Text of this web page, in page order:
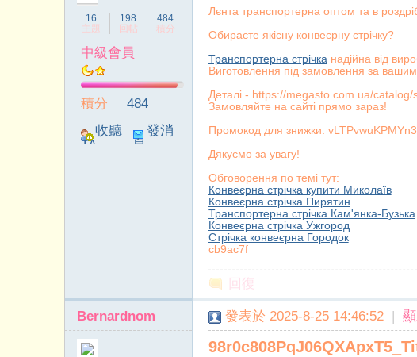
16
主題
198
回帖
484
積分
中級會員
積分
484
收聽
TA
發消
息
Лєнта транспортерна оптом та в
Обираєте якісну конвеєрну стрічку?
Транспортерна стрічка надійна від
Виготовлення під замовлення за
Деталі - https://megasto.com.ua/
Замовляйте на сайті прямо зараз!
Промокод для знижки:
Дякуємо за увагу!
Обговорення по темі тут:
Конвеєрна стрічка купити Миколаїв
Конвеєрна стрічка Пирятин
Транспортерна стрічка Кам'янка-Бузька
Конвеєрна стрічка Ужгород
Стрічка конвеєрна Городок
cb9ac7f
回復
Bernardnom 發表於 2025-8-25 14:46:52 |